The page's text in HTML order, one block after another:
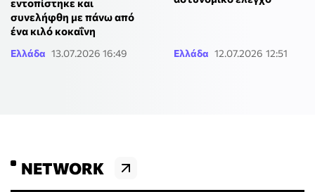
εντοπίστηκε και
συνελήφθη με πάνω από
ένα κιλό κοκαΐνη
Ελλάδα 13.07.2026 16:49 Ελλάδα 12.07.2026 12:51
NETWORK